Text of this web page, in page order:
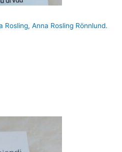
Rosling, Anna Rosling Rönnlund.